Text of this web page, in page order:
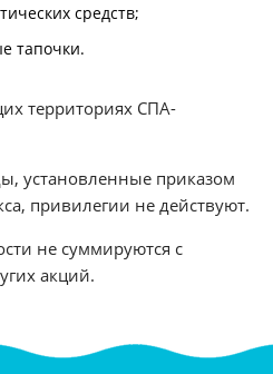
средств;
тапочки.
территориях СПА-
установленные приказом
привилегии не действуют.
не суммируются с
акций.